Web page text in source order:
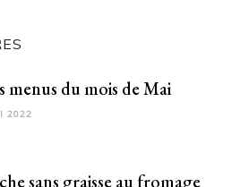
menus du mois de Mai
2022
sans graisse au fromage